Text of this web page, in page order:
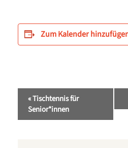
Zum Kalender
Veranstaltung-
Navigation
«Tischtennis für
Senior*innen